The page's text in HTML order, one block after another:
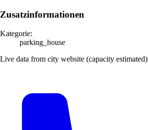
Zusatzinformationen
Kategorie:
parking_house
Live data from city website (capacity estimated)